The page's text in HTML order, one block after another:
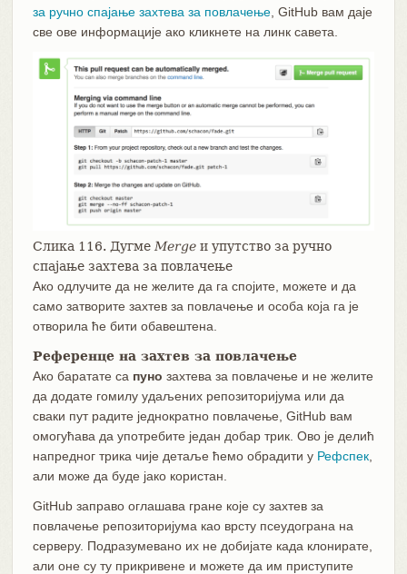
за ручно спајање захтева за повлачење, GitHub вам даје
све ове информације ако кликнете на линк савета.
Слика 116. Дугме Mergeи упутство за ручно
спајање захтева за повлачење
Ако одлучите да не желите да га спојите, можете и да
само затворите захтев за повлачење и особа која га је
отворила ће бити обавештена.
Референце на захтев за повлачење
Ако баратате са пуно захтева за повлачење и не желите
да додате гомилу удаљених репозиторијума или да
сваки пут радите једнократно повлачење, GitHub вам
омогућава да употребите један добар трик. Ово је делић
напредног трика чије детаље ћемо обрадити у Рефспек,
али може да буде јако користан.
GitHub заправо оглашава гране које су захтев за
повлачење репозиторијума као врсту псеудограна на
серверу. Подразумевано их не добијате када клонирате,
али оне су ту прикривене и можете да им приступите